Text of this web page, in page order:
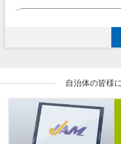
自治体の皆様